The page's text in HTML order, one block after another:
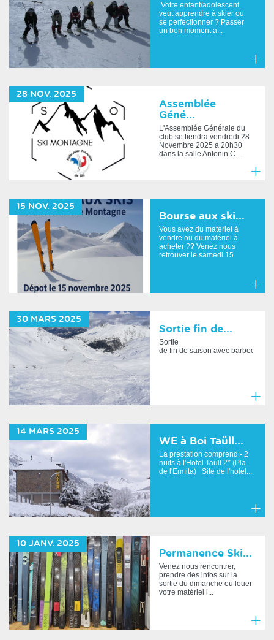
Votre enfant/adolescent
veut apprendre à skier ou
se perfectionner ? Passer
un bon moment a...
28 NOV. 2025
Assemblée
Géné...
L'Assemblée Générale du
club se tiendra vendredi 28
Novembre 2025 à 20h30
dans la salle Antonin C...
savoir
15 NOV. 2025
Bourse aux ski...
Vous avez du matériel à
vendre ou du matériel à
acheter ?? Venez nous
retrouver le samedi 15
30 MARS 2025
Sortie fin de...
Sortie
de fin de saison avec barbecue le
savoir
14 MARS 2025
WE à Boi Taüll...
La prestation comprend:- 2
nuits à l'Hotel Taüll 2* (Pla
de l'Ermita) Site de l'hotel...
10 JANV. 2025
Permanence Ski...
Venez nous rencontrer,
prendre des infos sur la
sortie du dimanche ou louer
votre matériel l...